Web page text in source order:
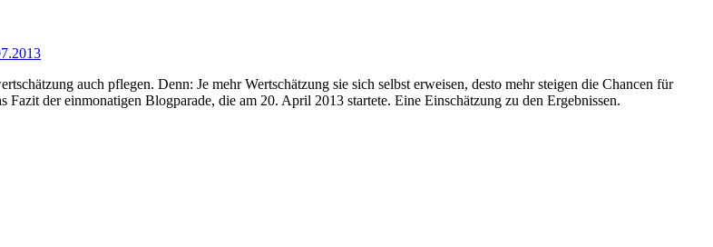
auch pflegen. Denn: Je mehr Wertschätzung sie sich selbst erweisen, desto mehr steigen die Chancen für
der einmonatigen Blogparade, die am 20. April 2013 startete. Eine Einschätzung zu den Ergebnissen.